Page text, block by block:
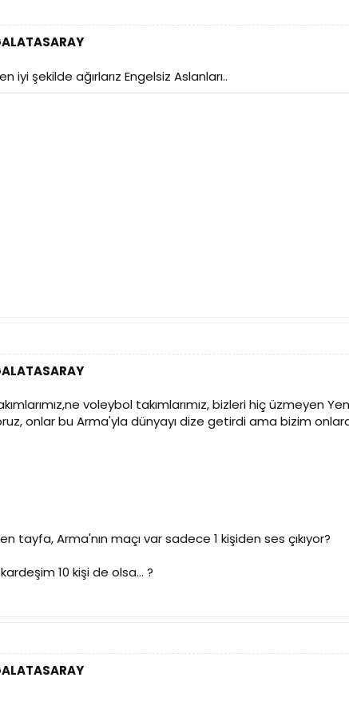
iyi şekilde ağırlarız Engelsiz Aslanları..
voleybol takımlarımız, bizleri hiç üzmeyen
onlar bu Arma'yla dünyayı dize getirdi ama bizim
tayfa, Arma'nın maçı var sadece 1 kişiden ses çıkıyor?
10 kişi de olsa... ?